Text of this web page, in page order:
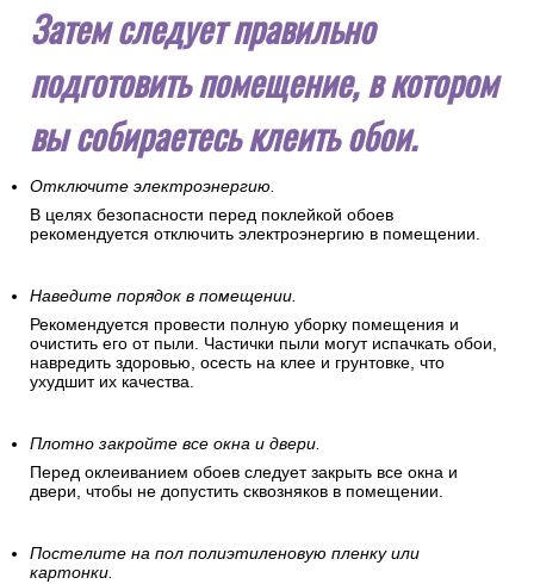
Затем следует правильно
подготовить помещение, в котором
вы собираетесь клеить обои.
Отключите электроэнергию.
В целях безопасности перед поклейкой обоев
рекомендуется отключить электроэнергию в помещении.
Наведите порядок в помещении.
Рекомендуется провести полную уборку помещения и
очистить его от пыли. Частички пыли могут испачкать обои,
навредить здоровью, осесть на клее и грунтовке, что
ухудшит их качества.
Плотно закройте все окна и двери.
Перед оклеиванием обоев следует закрыть все окна и
двери, чтобы не допустить сквозняков в помещении.
Постелите на пол полиэтиленовую пленку или
картонки.